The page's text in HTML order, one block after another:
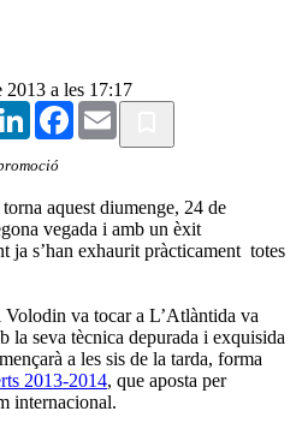
2013 a les 17:17
LinkedInFacebook
Email
aquest diumenge, 24 de
vegada i amb un èxit
ja s’han exhaurit pràcticament totes
va tocar a L’Atlàntida va
la seva tècnica depurada i exquisida
a les sis de la tarda, forma
2013-2014, que aposta per
internacional.